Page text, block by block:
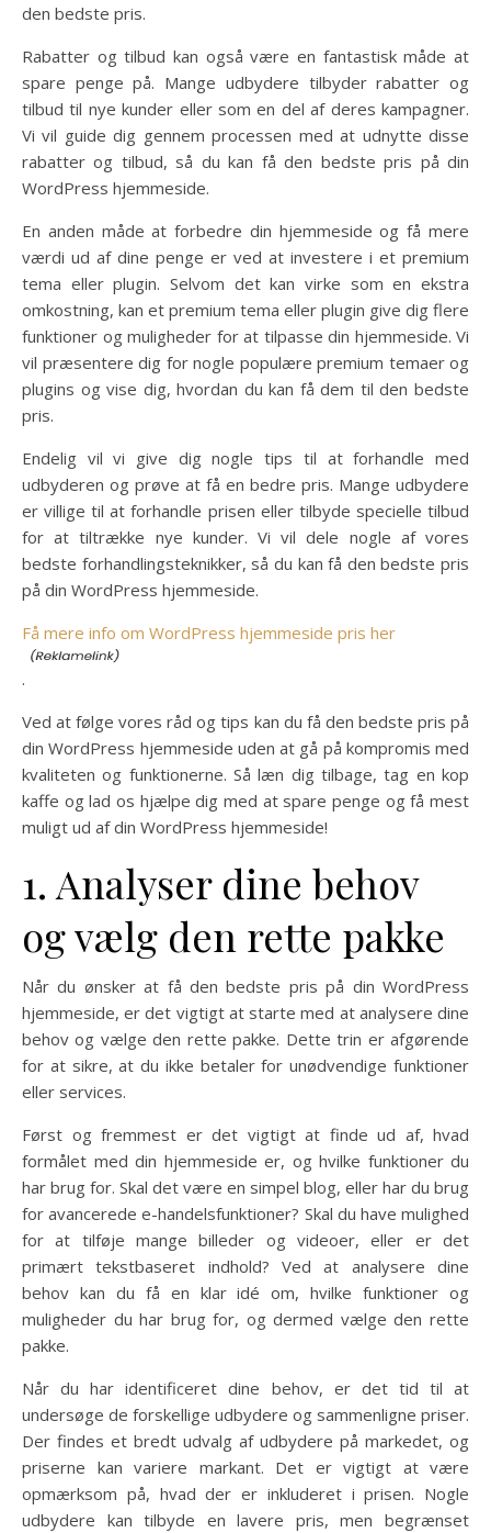
den bedste pris.
Rabatter og tilbud kan også være en fantastisk måde at
spare penge på. Mange udbydere tilbyder rabatter og
tilbud til nye kunder eller som en del af deres kampagner.
Vi vil guide dig gennem processen med at udnytte disse
rabatter og tilbud, så du kan få den bedste pris på din
WordPress hjemmeside.
En anden måde at forbedre din hjemmeside og få mere
værdi ud af dine penge er ved at investere i et premium
tema eller plugin. Selvom det kan virke som en ekstra
omkostning, kan et premium tema eller plugin give dig flere
funktioner og muligheder for at tilpasse din hjemmeside. Vi
vil præsentere dig for nogle populære premium temaer og
plugins og vise dig, hvordan du kan få dem til den bedste
pris.
Endelig vil vi give dig nogle tips til at forhandle med
udbyderen og prøve at få en bedre pris. Mange udbydere
er villige til at forhandle prisen eller tilbyde specielle tilbud
for at tiltrække nye kunder. Vi vil dele nogle af vores
bedste forhandlingsteknikker, så du kan få den bedste pris
på din WordPress hjemmeside.
Få mere info om WordPress hjemmeside pris her
.
Ved at følge vores råd og tips kan du få den bedste pris på
din WordPress hjemmeside uden at gå på kompromis med
kvaliteten og funktionerne. Så læn dig tilbage, tag en kop
kaffe og lad os hjælpe dig med at spare penge og få mest
muligt ud af din WordPress hjemmeside!
1. Analyser dine behov
og vælg den rette pakke
Når du ønsker at få den bedste pris på din WordPress
hjemmeside, er det vigtigt at starte med at analysere dine
behov og vælge den rette pakke. Dette trin er afgørende
for at sikre, at du ikke betaler for unødvendige funktioner
eller services.
Først og fremmest er det vigtigt at finde ud af, hvad
formålet med din hjemmeside er, og hvilke funktioner du
har brug for. Skal det være en simpel blog, eller har du brug
for avancerede e-handelsfunktioner? Skal du have mulighed
for at tilføje mange billeder og videoer, eller er det
primært tekstbaseret indhold? Ved at analysere dine
behov kan du få en klar idé om, hvilke funktioner og
muligheder du har brug for, og dermed vælge den rette
pakke.
Når du har identificeret dine behov, er det tid til at
undersøge de forskellige udbydere og sammenligne priser.
Der findes et bredt udvalg af udbydere på markedet, og
priserne kan variere markant. Det er vigtigt at være
opmærksom på, hvad der er inkluderet i prisen. Nogle
udbydere kan tilbyde en lavere pris, men begrænset